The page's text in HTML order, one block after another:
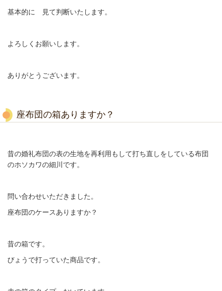
基本的に 見て判断いたします。
よろしくお願いします。
ありがとうございます。
座布団の箱ありますか？
昔の婚礼布団の表の生地を再利用もして打ち直しをしている布団
のホソカワの細川です。
問い合わせいただきました。
座布団のケースありますか？
昔の箱です。
びょうで打っていた商品です。